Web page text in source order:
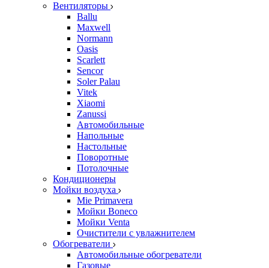
Вентиляторы
Ballu
Maxwell
Normann
Oasis
Scarlett
Sencor
Soler Palau
Vitek
Xiaomi
Zanussi
Автомобильные
Напольные
Настольные
Поворотные
Потолочные
Кондиционеры
Мойки воздуха
Mie Primavera
Мойки Boneco
Мойки Venta
Очистители с увлажнителем
Обогреватели
Автомобильные обогреватели
Газовые